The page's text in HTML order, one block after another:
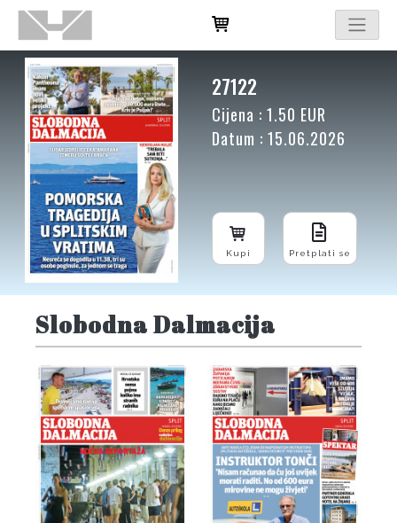
27122
Cijena : 1.50 EUR
Datum : 15.06.2026
Kupi Pretplati se
Slobodna Dalmacija